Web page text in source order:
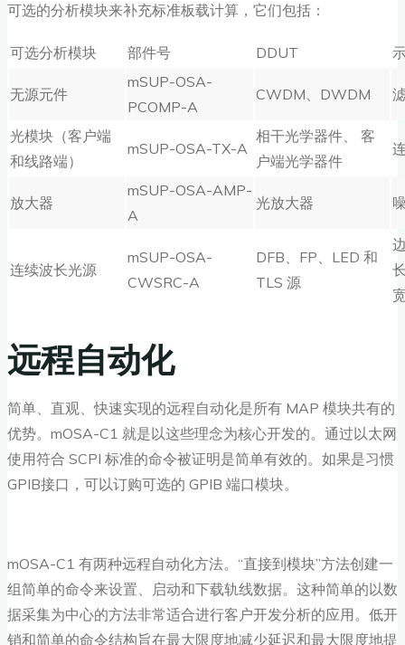
可选的分析模块来补充标准板载计算，它们包括：
可选分析模块 部件号 DDUT
无源元件
mSUP-OSA-
PCOMP-A
CWDM、DWDM
光模块（客户端
和线路端）
mSUP-OSA-TX-A
相干光学器件、 客
户端光学器件
放大器
mSUP-OSA-AMP-
A
光放大器
连续波长光源
mSUP-OSA-
CWSRC-A
DFB、FP、LED 和
TLS 源
远程自动化
简单、直观、快速实现的远程自动化是所有 MAP 模块共有的
优势。mOSA-C1 就是以这些理念为核心开发的。通过以太网
使用符合 SCPI 标准的命令被证明是简单有效的。如果是习惯
GPIB接口，可以订购可选的 GPIB 端口模块。
mOSA-C1 有两种远程自动化方法。“直接到模块”方法创建一
组简单的命令来设置、启动和下载轨线数据。这种简单的以数
据采集为中心的方法非常适合进行客户开发分析的应用。低开
销和简单的命令结构旨在最大限度地减少延迟和最大限度地提